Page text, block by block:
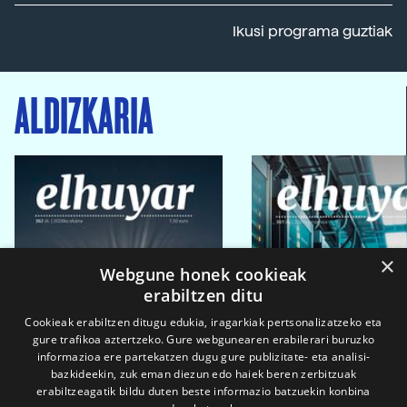
Ikusi programa guztiak
ALDIZKARIA
×
Webgune honek cookieak
erabiltzen ditu
Cookieak erabiltzen ditugu edukia, iragarkiak pertsonalizatzeko eta
gure trafikoa aztertzeko. Gure webgunearen erabilerari buruzko
informazioa ere partekatzen dugu gure publizitate- eta analisi-
bazkideekin, zuk eman diezun edo haiek beren zerbitzuak
erabiltzeagatik bildu duten beste informazio batzuekin konbina